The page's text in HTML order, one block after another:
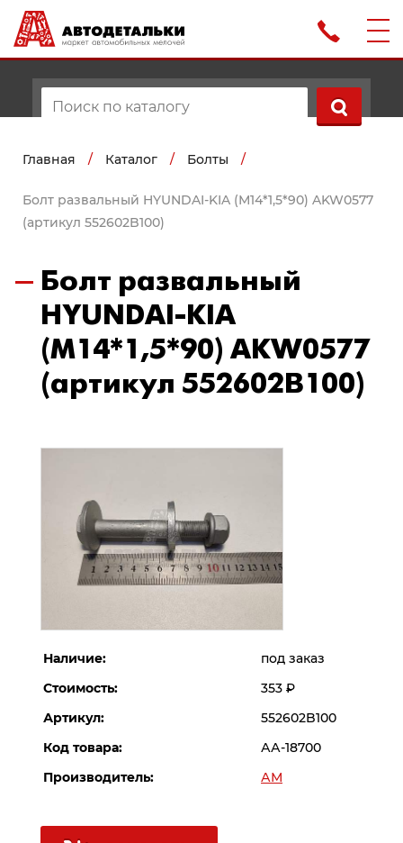
Главная / Каталог / Болты /
Болт развальный HYUNDAI-KIA (М14*1,5*90) AKW0577
(артикул 552602B100)
Болт развальный
HYUNDAI-KIA
(М14*1,5*90) AKW0577
(артикул 552602B100)
Наличие:
под заказ
Стоимость:
353 Р
Артикул:
552602B100
Код товара:
АА-18700
Производитель:
АМ